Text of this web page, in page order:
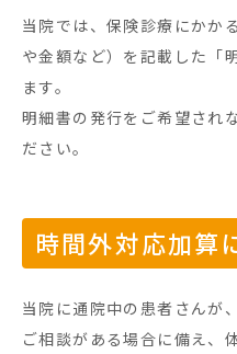
当院では、保険診療にかか
や金額など）を記載した「
ます。
明細書の発行をご希望され
ださい。
時間外対応加算
当院に通院中の患者さんが
ご相談がある場合に備え、